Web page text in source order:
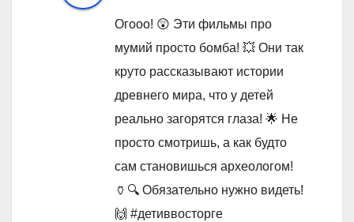
Огооо! 😲 Эти фильмы про
мумий просто бомба! 💥 Они так
круто рассказывают истории
древнего мира, что у детей
реально загорятся глаза! 🌟 Не
просто смотришь, а как будто
сам становишься археологом!
🏺🔍 Обязательно нужно видеть!
🙌 #детиввосторге